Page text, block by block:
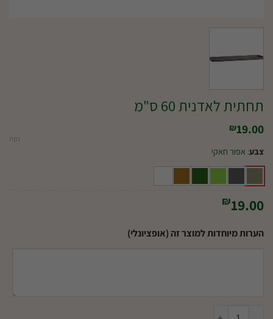
תחתית לאדנית 60 ס"מ
₪19.00
צבע: אפור חאקי
נקה
₪19.00
הערות מיוחדות למוצר זה (אופציונלי)
כמות של תחתית לאדנית 60 ס"מ